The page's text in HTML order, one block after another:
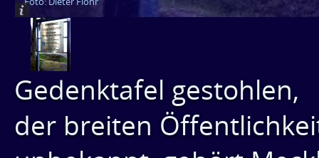
Gedenktafel gestohlen,
der breiten